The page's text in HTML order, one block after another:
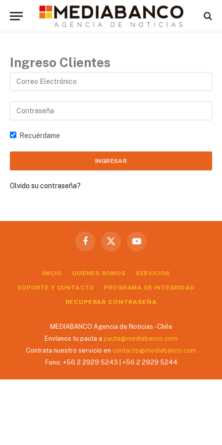
Ingreso Clientes
Recuérdame
Olvido su contraseña?
Facebook
X
YouTube
INICIO QUIÉNES SOMOS SERVICIOS
SOPORTE Y CONTACTO PROGRAMA DE INTEGRIDAD
RECUPERAR CONTRASEÑA
MEDIABANCO Agencia de Noticias - Chile
Envíanos tu pauta a pauta@mediabanco.com
Contrata nuestro servicio en contacto@mediabanco.com
Fono: +56 2 2929 5243 | +56 2 2929 5244